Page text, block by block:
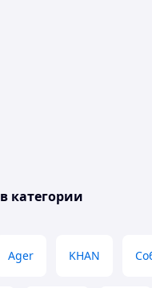
в категории
Ager KHAN